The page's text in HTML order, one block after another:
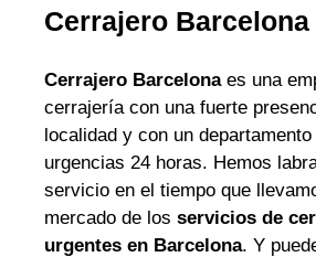
Cerrajero
Cerrajero Barcelonaes una
cerrajería con una fuerte
localidad y con un
urgencias 24 horas. Hemos
servicio en el tiempo que
mercado de los servicios de
urgentes en Barcelona. Y